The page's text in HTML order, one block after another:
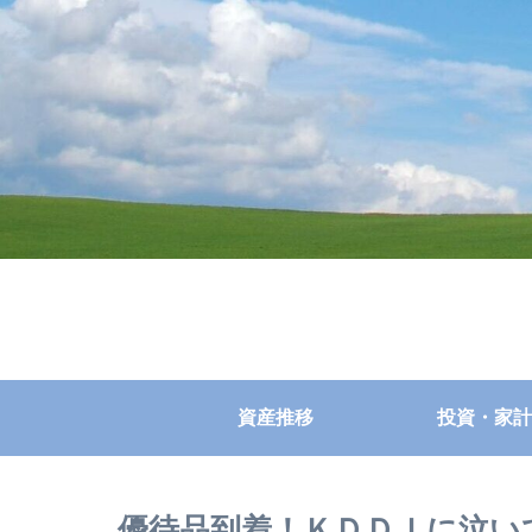
資産推移 投資・家計